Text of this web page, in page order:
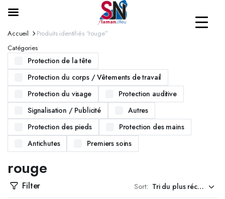
Accueil
Produits identifiés “rouge”
Catégories
Protection de la tête
Protection du corps / Vêtements de travail
Protection du visage
Protection auditive
Signalisation / Publicité
Autres
Protection des pieds
Protection des mains
Antichutes
Premiers soins
rouge
Filter Sort: